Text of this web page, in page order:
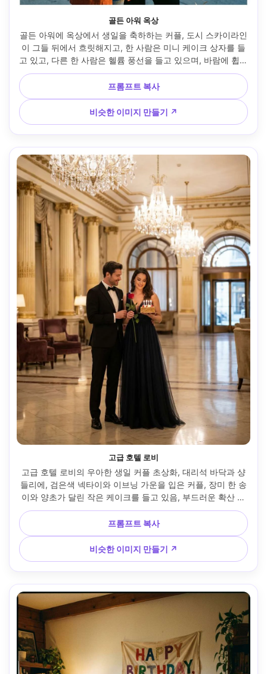
골든 아워 옥상
골든 아워에 옥상에서 생일을 축하하는 커플, 도시 스카이라인
이 그들 뒤에서 흐릿해지고, 한 사람은 미니 케이크 상자를 들
고 있고, 다른 한 사람은 헬륨 풍선을 들고 있으며, 바람에 휩쓸
리는 머리카락, 따뜻한 림 라이트, 코닥 포트라에서 영감을 받
은 톤, 85mm 렌즈로 촬영, 반신 초상화, 낭만적인 영화 분위
기, 초사실적 --ar 4:5
프롬프트 복사
비슷한 이미지 만들기 ↗
고급 호텔 로비
고급 호텔 로비의 우아한 생일 커플 초상화, 대리석 바닥과 샹
들리에, 검은색 넥타이와 이브닝 가운을 입은 커플, 장미 한 송
이와 양초가 달린 작은 케이크를 들고 있음, 부드러운 확산 조
명, 라이카 50mm 룩, 얕은 피사계 깊이, 잡지 사설 구성, 포토
리얼리즘 디테일 --ar 4:5
프롬프트 복사
비슷한 이미지 만들기 ↗